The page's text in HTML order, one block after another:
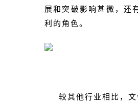
展和突破影响甚微，还
利的角色。
较其他行业相比，